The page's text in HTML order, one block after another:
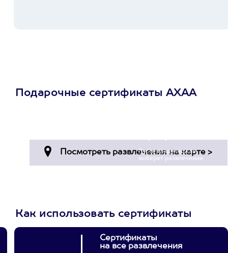
Подарочные сертификаты АХАА
Пусть владелец сам
выберет развлечение.
Как использовать сертификаты
Сертификаты
на все развлечения